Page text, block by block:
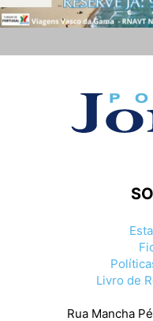
Livro de
Rua Mancha